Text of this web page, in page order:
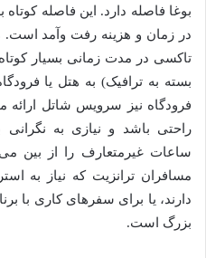
بوغا فاصله دارد. این فاصله
در زمان و هزینه رفت وآمد است.
بسته به ترافیک) به هتل یا
فرودگاه نیز سرویس شاتل ارائه
راحتی باشد و نیازی به نگرانی
ساعات غیرمتعارف را از بین می
مسافران ترانزیت که نیاز به
دارند، یا برای سفرهای کاری با
بزرگ است.